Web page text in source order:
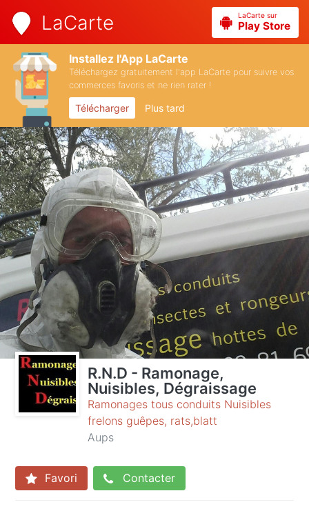
LaCarte LaCarte sur
Play Store
Installez l'App LaCarte
Téléchargez gratuitement l'app LaCarte pour suivre vos
commerces favoris et ne rien rater !
Télécharger Plus tard
R.N.D - Ramonage,
Nuisibles, Dégraissage
Ramonages tous conduits Nuisibles
frelons guêpes, rats,blatt
Aups
Favori Contacter